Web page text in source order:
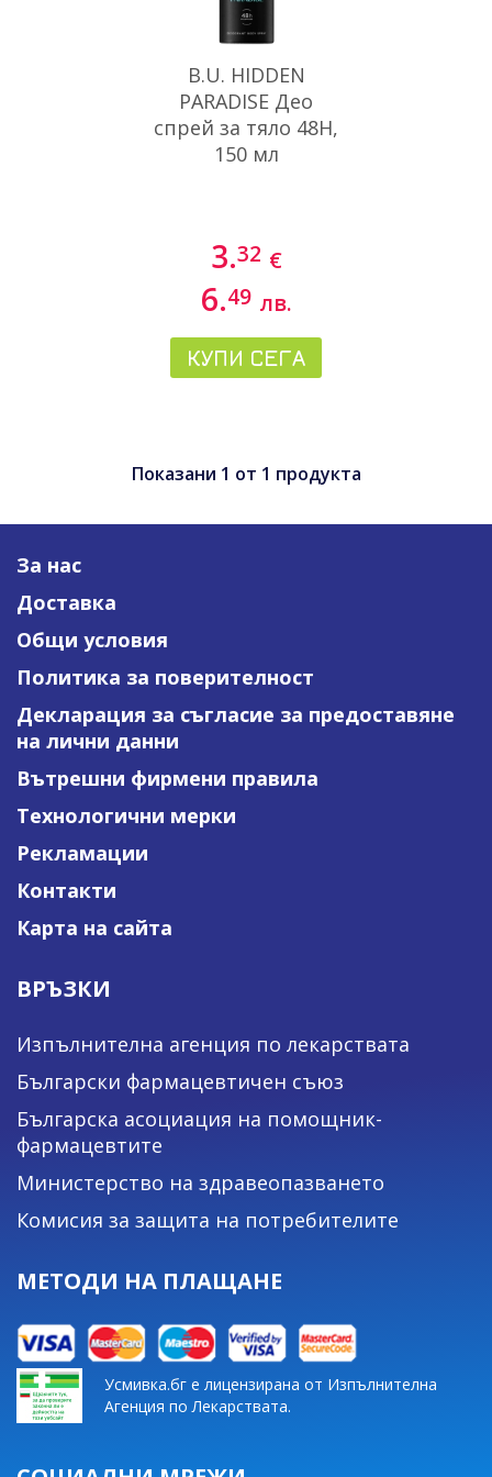
B.U. HIDDEN
PARADISE Део
спрей за тяло 48H,
150 мл
3.32 €
6.49 лв.
КУПИ СЕГА
Показани 1 от 1 продукта
За нас
Доставка
Общи условия
Политика за поверителност
Декларация за съгласие за предоставяне
на лични данни
Вътрешни фирмени правила
Технологични мерки
Рекламации
Контакти
Карта на сайта
ВРЪЗКИ
Изпълнителна агенция по лекарствата
Български фармацевтичен съюз
Българска асоциация на помощник-
фармацевтите
Министерство на здравеопазването
Комисия за защита на потребителите
МЕТОДИ НА ПЛАЩАНЕ
Усмивка.бг е лицензирана от Изпълнителна
Агенция по Лекарствата.